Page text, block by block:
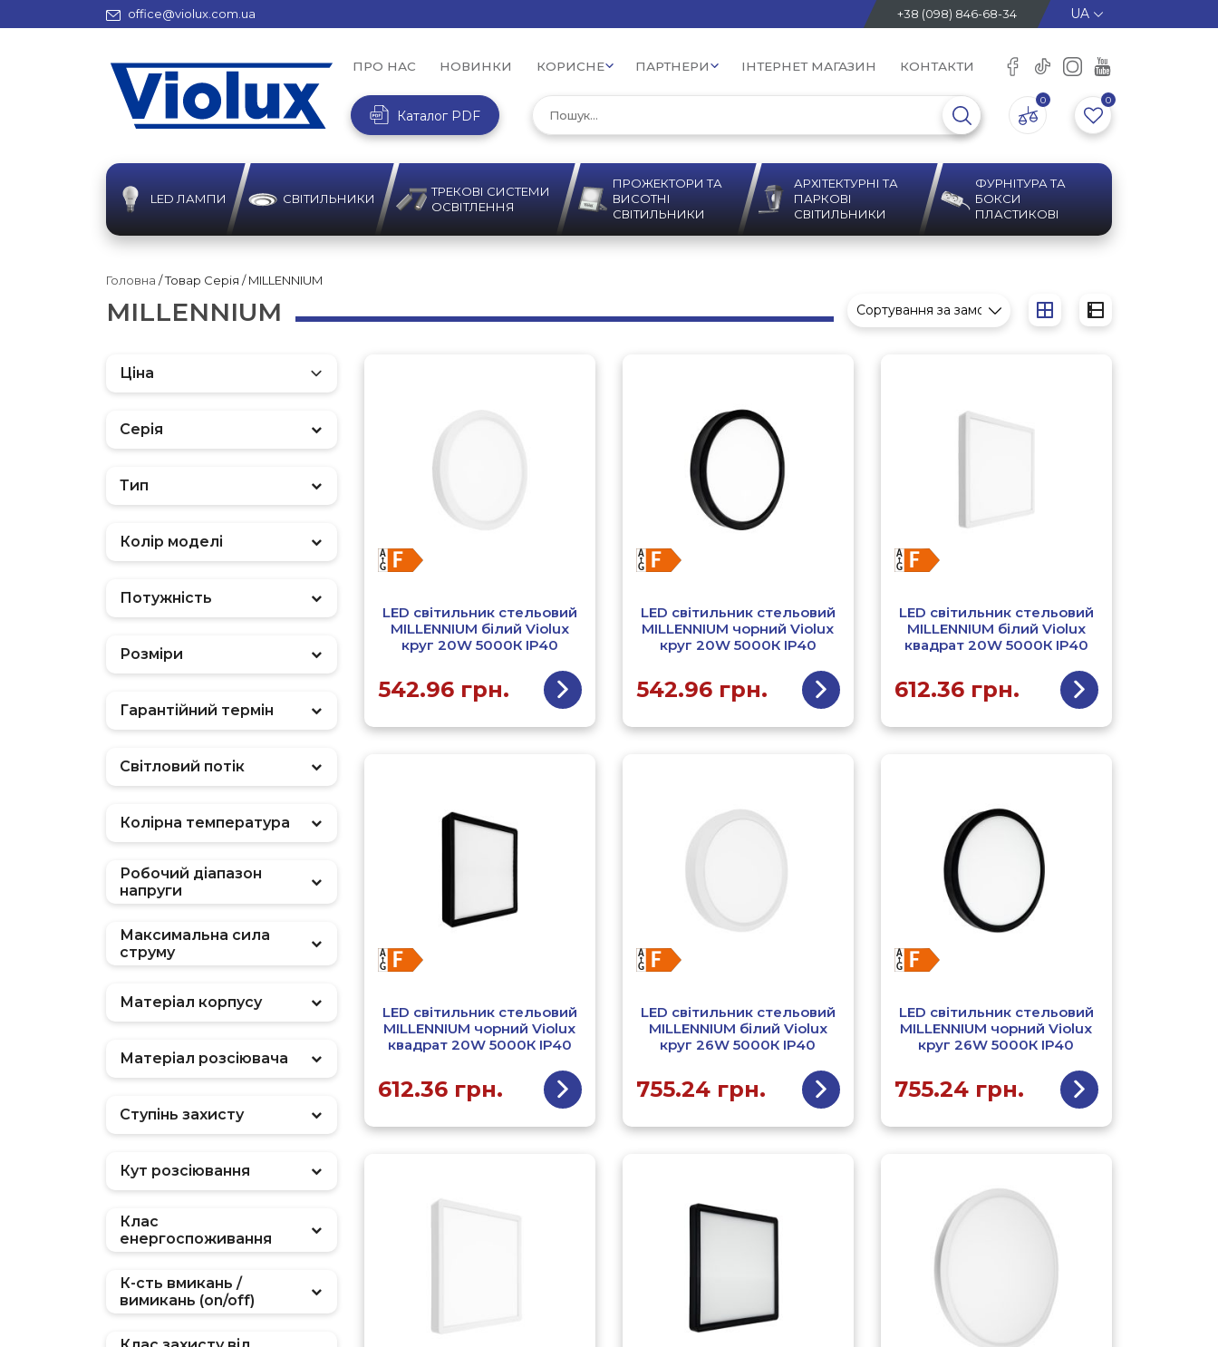
office@violux.com.ua +38 (098) 846-68-34
ПРО НАС НОВИНКИ КОРИСНЕ ПАРТНЕРИ ІНТЕРНЕТ МАГАЗИН КОНТАКТИ
Каталог PDF
0 0
LED ЛАМПИ СВІТИЛЬНИКИ
ТРЕКОВІ СИСТЕМИ
ОСВІТЛЕННЯ
ПРОЖЕКТОРИ ТА
ВИСОТНІ
СВІТИЛЬНИКИ
АРХІТЕКТУРНІ ТА
ПАРКОВІ
СВІТИЛЬНИКИ
ФУРНІТУРА ТА
БОКСИ
ПЛАСТИКОВІ
Головна / Товар Серія / MILLENNIUM
MILLENNIUM
Ціна
Фільтр
Серія
Тип
Колір моделі
Потужність
Розміри
Гарантійний термін
Світловий потік
Колірна температура
Робочий діапазон
напруги
Максимальна сила
струму
Матеріал корпусу
Матеріал розсіювача
Ступінь захисту
Кут розсіювання
Клас
енергоспоживання
К-сть вмикань /
вимикань (on/off)
LED світильник стельовий
MILLENNIUM білий Violux
круг 20W 5000К ІР40
542.96 грн.
LED світильник стельовий
MILLENNIUM чорний Violux
круг 20W 5000К ІР40
542.96 грн.
LED світильник стельовий
MILLENNIUM білий Violux
квадрат 20W 5000К ІР40
612.36 грн.
LED світильник стельовий
MILLENNIUM чорний Violux
квадрат 20W 5000К ІР40
612.36 грн.
LED світильник стельовий
MILLENNIUM білий Violux
круг 26W 5000К ІР40
755.24 грн.
LED світильник стельовий
MILLENNIUM чорний Violux
круг 26W 5000К ІР40
755.24 грн.